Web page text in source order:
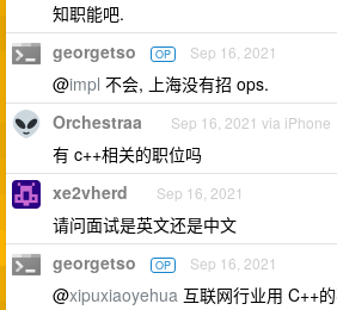
知职能吧.
georgetso OP Sep 16, 2021
@impl 不会, 上海没有招 ops.
Orchestraa Sep 16, 2021 via iPhone
有 c++相关的职位吗
xe2vherd Sep 16, 2021
请问面试是英文还是中文
georgetso OP Sep 16, 2021
@xipuxiaoyehua 互联网行业用 C++